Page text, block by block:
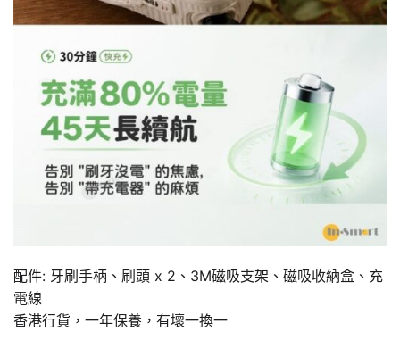
配件: 牙刷手柄、刷頭 x 2、3M磁吸支架、磁吸收納盒、充
電線
香港行貨，一年保養，有壞一換一